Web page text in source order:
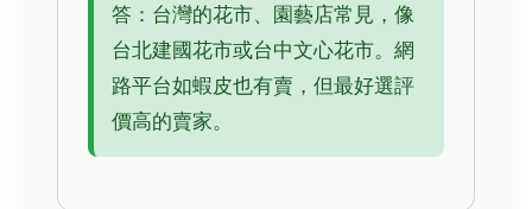
答：台灣的花市、園藝店常見，像
台北建國花市或台中文心花市。網
路平台如蝦皮也有賣，但最好選評
價高的賣家。